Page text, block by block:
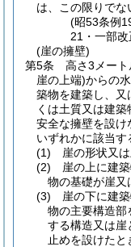
は、この限りでな
(昭53条例
21・一部改
(崖の擁壁)
第5条
高さ3メー
崖の上端)からの
築物を建築し、又
くは土質又は建築
安全な擁壁を設け
いずれかに該当す
(1)
崖の形状又
(2)
崖の上に建
物の基礎が崖又
(3)
崖の下に建
物の主要構造部
する構造又は崖
止めを設けたと